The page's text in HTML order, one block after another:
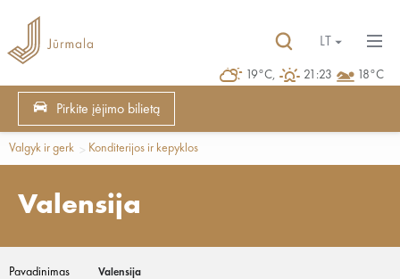
19°C, 21:23 18°C
LT
Pirkite įėjimo bilietą
Valgyk ir gerk Konditerijos ir kepyklos
Valensija
Pavadinimas Valensija